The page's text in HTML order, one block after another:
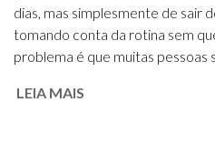
dias, mas simplesmente de sair
tomando conta da rotina sem
problema é que muitas pessoas
LEIA MAIS